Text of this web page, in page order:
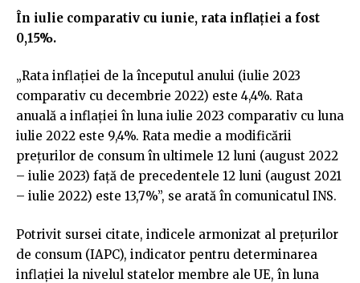
În iulie comparativ cu iunie, rata inflaţiei a fost
0,15%.
„Rata inflaţiei de la începutul anului (iulie 2023
comparativ cu decembrie 2022) este 4,4%. Rata
anuală a inflaţiei în luna iulie 2023 comparativ cu luna
iulie 2022 este 9,4%. Rata medie a modificării
preţurilor de consum în ultimele 12 luni (august 2022
– iulie 2023) faţă de precedentele 12 luni (august 2021
– iulie 2022) este 13,7%”, se arată în comunicatul INS.
Potrivit sursei citate, indicele armonizat al preţurilor
de consum (IAPC), indicator pentru determinarea
inflaţiei la nivelul statelor membre ale UE, în luna